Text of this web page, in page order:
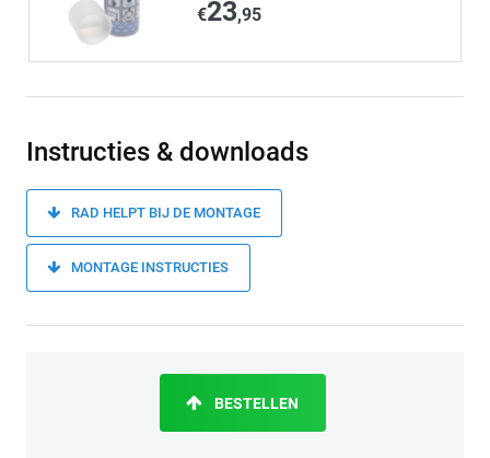
€23,95
Instructies & downloads
RAD HELPT BIJ DE MONTAGE
MONTAGE INSTRUCTIES
BESTELLEN